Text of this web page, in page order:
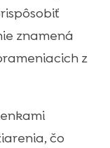
znamená
z
čo